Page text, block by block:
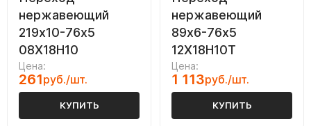
нержавеющий
219х10-76х5
08Х18Н10
Цена:
261руб./шт.
КУПИТЬ
нержавеющий
89х6-76х5
12Х18Н10Т
Цена:
1 113руб./шт.
КУПИТЬ